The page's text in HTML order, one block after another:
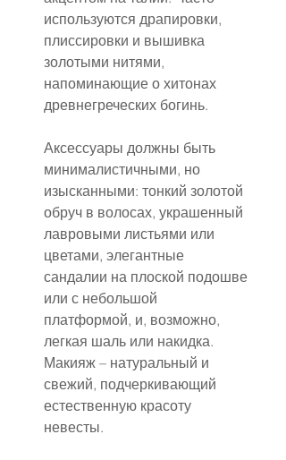
используются драпировки,
плиссировки и вышивка
золотыми нитями,
напоминающие о хитонах
древнегреческих богинь.
Аксессуары должны быть
минималистичными, но
изысканными: тонкий золотой
обруч в волосах, украшенный
лавровыми листьями или
цветами, элегантные
сандалии на плоской подошве
или с небольшой
платформой, и, возможно,
легкая шаль или накидка.
Макияж – натуральный и
свежий, подчеркивающий
естественную красоту
невесты.